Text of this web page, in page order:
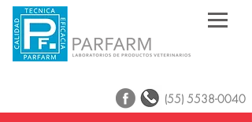
(55) 5538-0040